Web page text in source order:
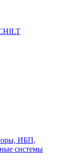
ИБП,
системы